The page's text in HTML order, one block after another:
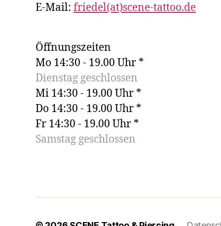
E-Mail: friedel(at)scene-tattoo.de
Öffnungszeiten
Mo 14:30 - 19.00 Uhr *
Dienstag geschlossen
Mi 14:30 - 19.00 Uhr *
Do 14:30 - 19.00 Uhr *
Fr 14:30 - 19.00 Uhr *
Samstag geschlossen